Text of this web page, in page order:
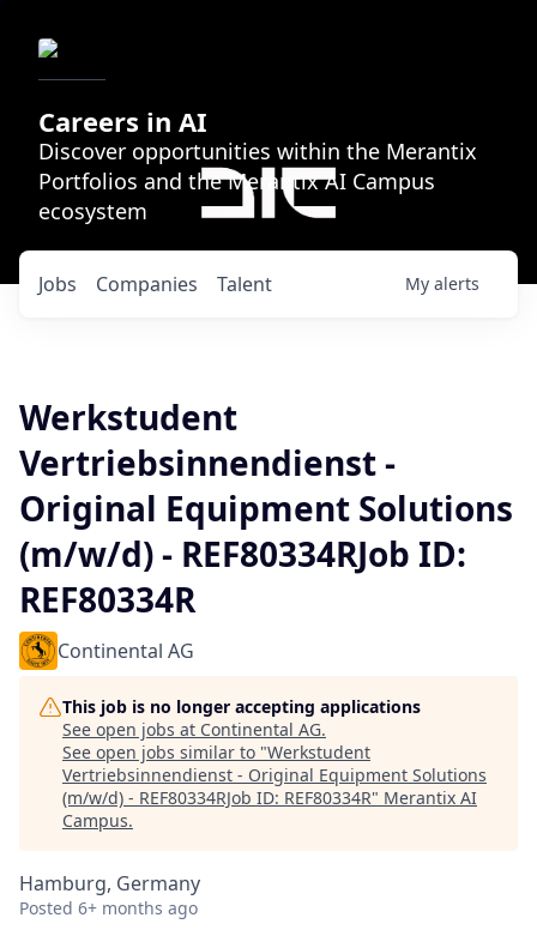
Careers in AI
Discover opportunities within the Merantix
Portfolios and the Merantix AI Campus
ecosystem
Jobs Companies Talent My alerts
Werkstudent
Vertriebsinnendienst -
Original Equipment Solutions
(m/w/d) - REF80334RJob ID:
REF80334R
Continental AG
This job is no longer accepting applications
See open jobs at Continental AG.
See open jobs similar to "Werkstudent
Vertriebsinnendienst - Original Equipment Solutions
(m/w/d) - REF80334RJob ID: REF80334R" Merantix AI
Campus.
Hamburg, Germany
Posted 6+ months ago